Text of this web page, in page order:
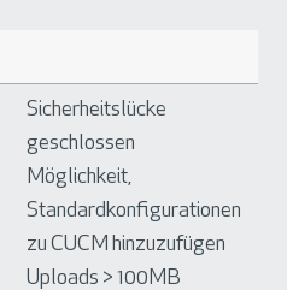
Sicherheitslücke
geschlossen
Möglichkeit,
Standardkonfigurationen
zu CUCM hinzuzufügen
Uploads > 100MB